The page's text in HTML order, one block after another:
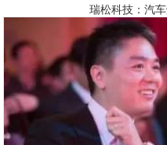
瑞松科技：汽